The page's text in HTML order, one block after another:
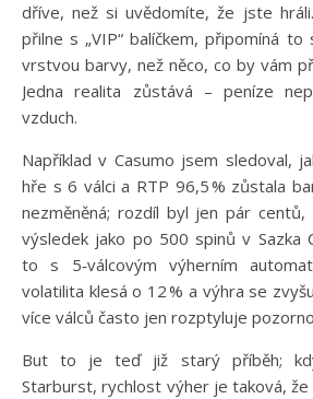
dříve, než si uvědomíte, že jste
přilne s „VIP“ balíčkem, připomíná
vrstvou barvy, než něco, co by vám
Jedna realita zůstává – peníze
vzduch.
Například v Casumo jsem sledoval,
hře s 6 válci a RTP 96,5 % zůstala
nezměněná; rozdíl byl jen pár
výsledek jako po 500 spinů v Sazka
to s 5‑válcovým výherním
volatilita klesá o 12 % a výhra se
více válců často jen rozptyluje
But to je teď již starý příběh;
Starburst, rychlost výher je taková,